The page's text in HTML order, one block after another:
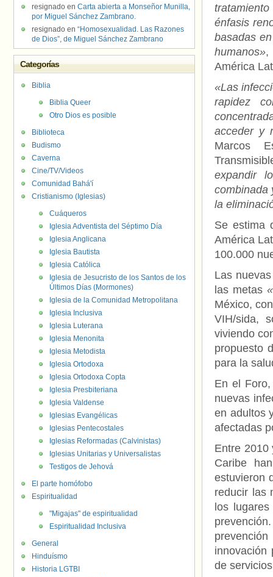
énfasis
basadas
humanos»,
América
«Las
rapidez
acceder y
Marcos
expandir
combinada
la
Se estima
América
100.000
Las
las metas
México,
VIH/sida,
viviendo
propuesto
para la
En el
nuevas
en adultos
afectadas
Entre 2010
Caribe
estuvieron
reducir las
los
innovación
de
resignado en Carta abierta a Monseñor Munilla,
por Miguel Sánchez Zambrano.
resignado en “Homosexualidad. Las Razones
de Dios”, de Miguel Sánchez Zambrano
Categorías
Biblia
Biblia Queer
Otro Dios es posible
Biblioteca
Budismo
Caverna
Cine/TV/Videos
Comunidad Bahá'í
Cristianismo (Iglesias)
Cuáqueros
Iglesia Adventista del Séptimo Día
Iglesia Anglicana
Iglesia Bautista
Iglesia Católica
Iglesia de Jesucristo de los Santos de los
Últimos Días (Mormones)
Iglesia de la Comunidad Metropolitana
Iglesia Inclusiva
Iglesia Luterana
Iglesia Menonita
Iglesia Metodista
Iglesia Ortodoxa
Iglesia Ortodoxa Copta
Iglesia Presbiteriana
Iglesia Valdense
Iglesias Evangélicas
Iglesias Pentecostales
Iglesias Reformadas (Calvinistas)
Iglesias Unitarias y Universalistas
Testigos de Jehová
El parte homófobo
Espiritualidad
"Migajas" de espiritualidad
Espiritualidad Inclusiva
General
Hinduísmo
Historia LGTBI